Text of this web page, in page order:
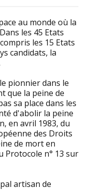
au monde où la
les 45 Etats
les 15 Etats
candidats, la
pionnier dans le
que la peine de
sa place dans les
d'abolir la peine
en avril 1983, du
des Droits
de mort en
Protocole n° 13 sur
artisan de